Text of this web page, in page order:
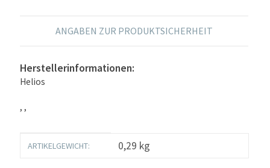
ANGABEN ZUR PRODUKTSICHERHEIT
Herstellerinformationen:
Helios
, ,
Produkteigenschaft
Wert
ARTIKELGEWICHT: 0,29 kg